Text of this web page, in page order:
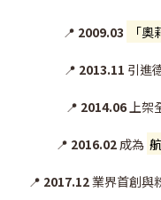
📍 2009.03 「
📍 2013.11 引進
📍 2014.06 上架
📍 2016.02成為
📍 2017.12業界首創與